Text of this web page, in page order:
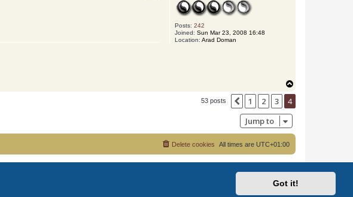
Got it!
Posts: 242
Joined: Sun Mar 23, 2008 16:48
Location: Arad Doman
53 posts Previous
1 2 3 4
Jump to
All times are UTC+01:00
Delete cookies